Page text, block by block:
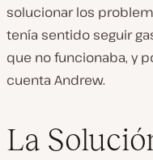
solucionar los
tenía sentido seguir
que no funcionaba, y
cuenta Andrew.
La